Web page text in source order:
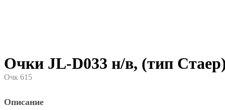
Очки JL-D033 н/в, (тип
Очк 615
Описание